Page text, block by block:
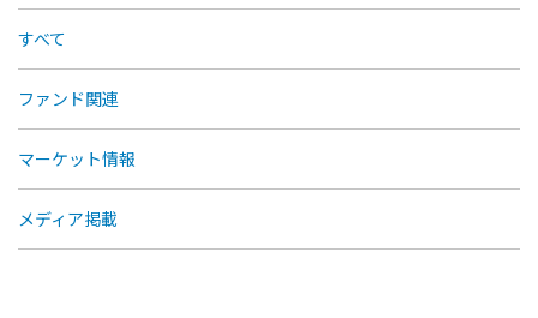
すべて
ファンド関連
マーケット情報
メディア掲載